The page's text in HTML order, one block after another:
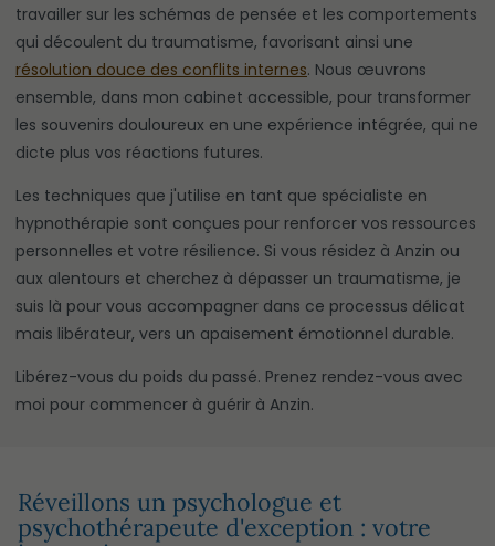
travailler sur les schémas de pensée et les comportements
qui découlent du traumatisme, favorisant ainsi une
résolution douce des conflits internes. Nous œuvrons
ensemble, dans mon cabinet accessible, pour transformer
les souvenirs douloureux en une expérience intégrée, qui ne
dicte plus vos réactions futures.
Les techniques que j'utilise en tant que spécialiste en
hypnothérapie sont conçues pour renforcer vos ressources
personnelles et votre résilience. Si vous résidez à Anzin ou
aux alentours et cherchez à dépasser un traumatisme, je
suis là pour vous accompagner dans ce processus délicat
mais libérateur, vers un apaisement émotionnel durable.
Libérez-vous du poids du passé. Prenez rendez-vous avec
moi pour commencer à guérir à Anzin.
Réveillons un psychologue et
psychothérapeute d'exception : votre